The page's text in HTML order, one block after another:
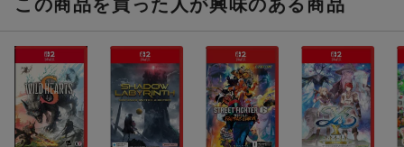
この商品を買った人が興味のある商品